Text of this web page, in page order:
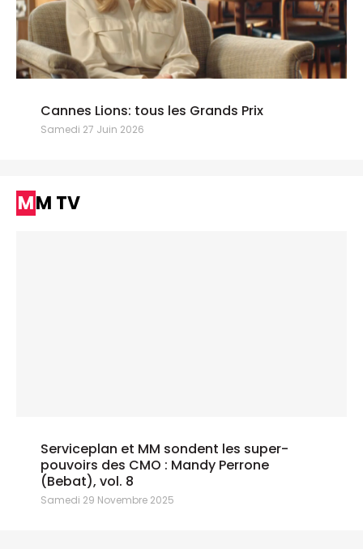
Cannes Lions: tous les Grands Prix
Samedi 27 Juin 2026
MM TV
Serviceplan et MM sondent les super-
pouvoirs des CMO : Mandy Perrone
(Bebat), vol. 8
Samedi 29 Novembre 2025